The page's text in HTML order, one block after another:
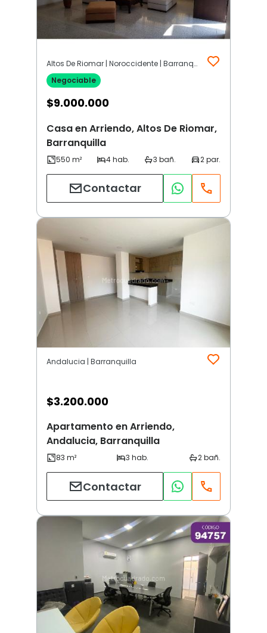
Altos De Riomar | Noroccidente | Barranquilla
Negociable
$9.000.000
Casa en Arriendo, Altos De Riomar,
Barranquilla
Contactar
Andalucia | Barranquilla
$3.200.000
Apartamento en Arriendo,
Andalucia, Barranquilla
Contactar